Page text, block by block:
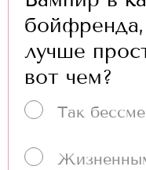
бойфренда,
лучше
вот чем?
Так